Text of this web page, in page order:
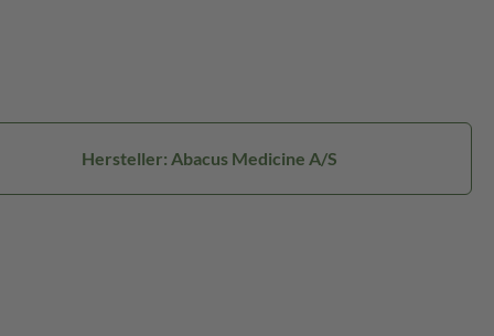
Hersteller: Abacus Medicine A/S